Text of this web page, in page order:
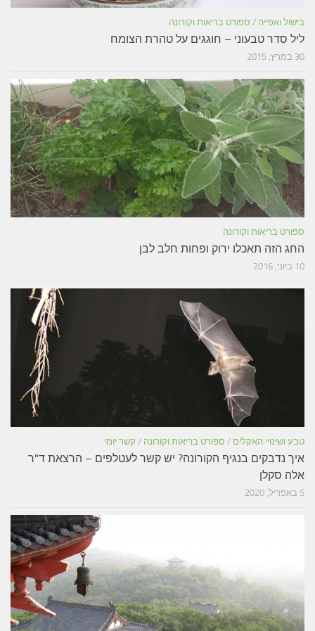
בישול ואפייה / ספורט בריאות וקורונה
ליל סדר טבעוני – חוגגים על טהרת הצומח
30 במרץ, 2015
ספורט בריאות וקורונה
החג הזה תאכלו ירוק ופחות חלב לבן
10 ביוני, 2016
טבע ושינויי האקלים / ספורט בריאות וקורונה / קשר יומי
איך נדבקים בנגיף הקורונה? יש קשר לעטלפים – הרצאת ד"ר
אלה סקלן
5 באפריל, 2020